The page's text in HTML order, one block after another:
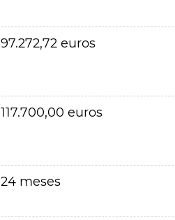
97.272,72 euros
117.700,00 euros
24 meses